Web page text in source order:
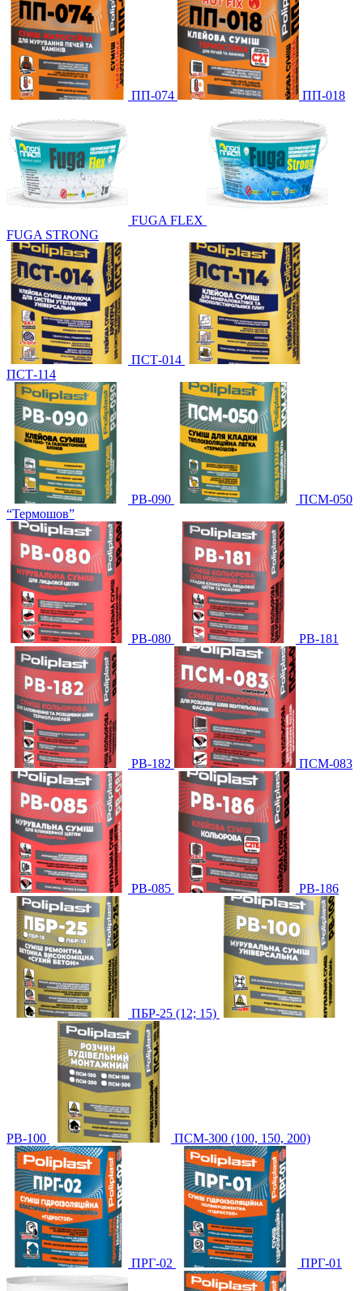
ПП-074 ПП-018
FUGA FLEX
FUGA STRONG
ПСТ-014
ПСТ-114
PB-090
ПСМ-050
“Термошов”
PB-080 PB-181
PB-182 ПСМ-083
PB-085 PB-186
ПБР-25 (12; 15)
PB-100 ПСМ-300 (100, 150, 200)
ПРГ-02 ПРГ-01